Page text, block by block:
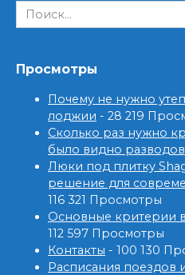
Search
for:
Просмотры
Почему не нужно
лоджии - 28 219
Сколько раз нужно
было видно разводов
Люки под плитку
решение для
116 321 Просмотры
Основные критерии
112 597 Просмотры
Контакты - 100 130
Расписания поездов